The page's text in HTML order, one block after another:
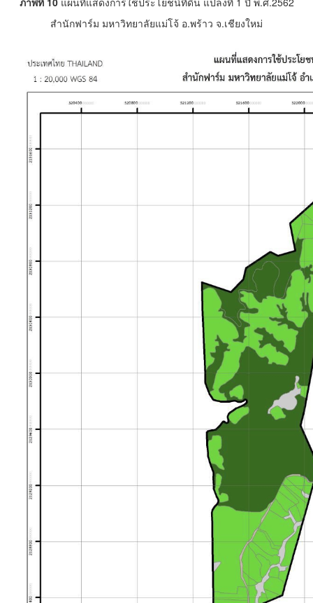
สำนักฟาร์ม มหาวิทยาลัยแม่โจ้ อ.พร้าว จ.เชียงใหม่